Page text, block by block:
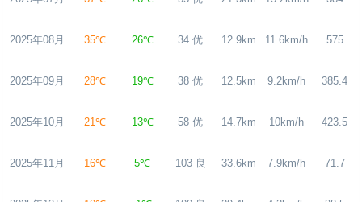
2025年08月 35℃ 26℃ 34 优 12.9km 11.6km/h 575
2025年09月 28℃ 19℃ 38 优 12.5km 9.2km/h 385.4
2025年10月 21℃ 13℃ 58 优 14.7km 10km/h 423.5
2025年11月 16℃ 5℃ 103 良 33.6km 7.9km/h 71.7